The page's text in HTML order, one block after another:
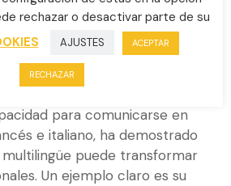
globales altamente
para comunicarse en
e italiano, ha demostrado
puede transformar
Un ejemplo claro es su
rechazar o desactivar parte de su
AJUSTES ACEPTAR
RECHAZAR